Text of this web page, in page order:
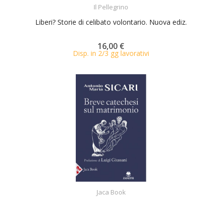
Il Pellegrino
Liberi? Storie di celibato volontario. Nuova ediz.
16,00 €
Disp. in 2/3 gg lavorativi
Jaca Book